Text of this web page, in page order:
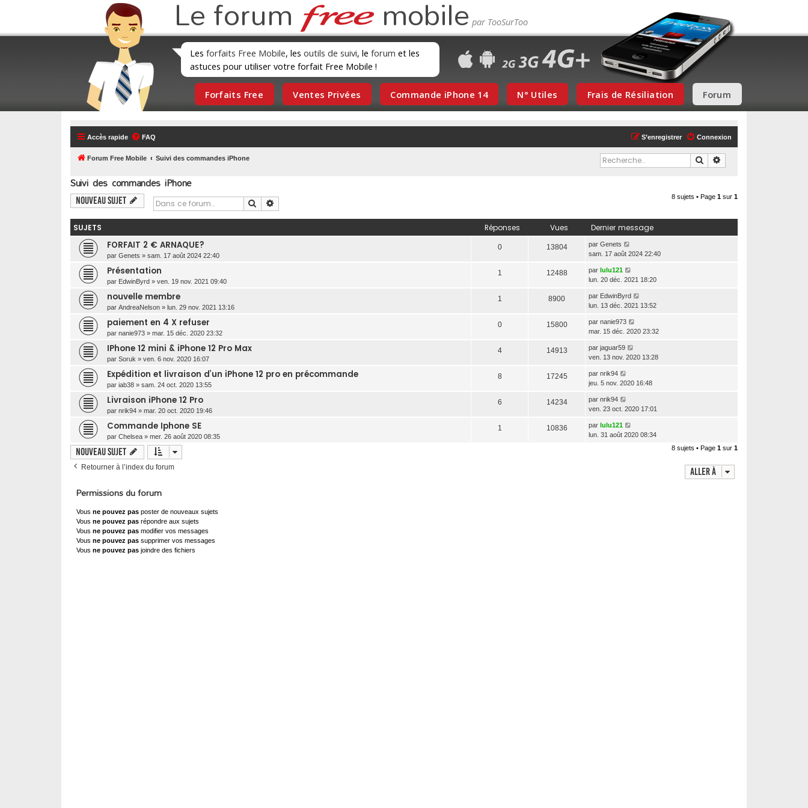
Le forum mobile
Les forfaits Free Mobile, les outils de suivi, le forum et les
astuces pour utiliser votre forfait Free Mobile !
Forfaits Free Ventes Privées Commande iPhone 14 N° Utiles Frais de Résiliation Forum
Accès rapide FAQ Connexion
S’enregistrer
Forum Free Mobile Suivi des commandes iPhone Rechercher
Suivi des commandes iPhone
Nouveau sujet Rechercher
8 sujets • Page 1 sur 1
SUJETS Réponses Vues Dernier message
FORFAIT 2 € ARNAQUE?
par Genets » sam. 17 août 2024 22:40
0 13804 par Genets
sam. 17 août 2024 22:40
Présentation
par EdwinByrd » ven. 19 nov. 2021 09:40
1 12488 par lulu121
lun. 20 déc. 2021 18:20
nouvelle membre
par AndreaNelson » lun. 29 nov. 2021 13:16
1 8900 par EdwinByrd
lun. 13 déc. 2021 13:52
paiement en 4 X refuser
par nanie973 » mar. 15 déc. 2020 23:32
0 15800 par nanie973
mar. 15 déc. 2020 23:32
IPhone 12 mini & iPhone 12 Pro Max
par Soruk » ven. 6 nov. 2020 16:07
4 14913 par jaguar59
ven. 13 nov. 2020 13:28
Expédition et livraison d’un iPhone 12 pro en précommande
par iab38 » sam. 24 oct. 2020 13:55
8 17245 par nrik94
jeu. 5 nov. 2020 16:48
Livraison iPhone 12 Pro
par nrik94 » mar. 20 oct. 2020 19:46
6 14234 par nrik94
ven. 23 oct. 2020 17:01
Commande Iphone SE
par Chelsea » mer. 26 août 2020 08:35
1 10836 par lulu121
lun. 31 août 2020 08:34
Nouveau sujet 8 sujets • Page 1 sur 1
Retourner à l’index du forum Aller à
Permissions du forum
Vous ne pouvez pas poster de nouveaux sujets
Vous ne pouvez pas répondre aux sujets
Vous ne pouvez pas modifier vos messages
Vous ne pouvez pas supprimer vos messages
Vous ne pouvez pas joindre des fichiers